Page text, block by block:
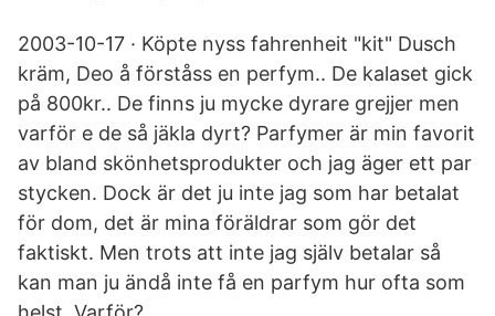
2003-10-17 · Köpte nyss fahrenheit "kit" Dusch
kräm, Deo å förståss en perfym.. De kalaset gick
på 800kr.. De finns ju mycke dyrare grejjer men
varför e de så jäkla dyrt? Parfymer är min favorit
av bland skönhetsprodukter och jag äger ett par
stycken. Dock är det ju inte jag som har betalat
för dom, det är mina föräldrar som gör det
faktiskt. Men trots att inte jag själv betalar så
kan man ju ändå inte få en parfym hur ofta som